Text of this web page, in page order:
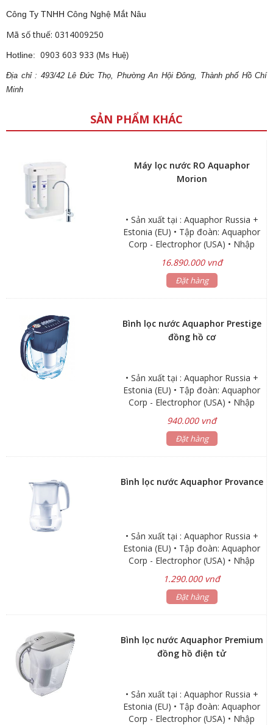
Công Ty TNHH Công Nghệ Mắt Nâu
Mã số thuế: 0314009250
Hotline: 0903 603 933 (Ms Huệ)
Địa chỉ : 493/42 Lê Đức Thọ, Phường An Hội Đông, Thành phố Hồ Chí
Minh
SẢN PHẨM KHÁC
Máy lọc nước RO Aquaphor
Morion
• Sản xuất tại : Aquaphor Russia +
Estonia (EU) • Tập đoàn: Aquaphor
Corp - Electrophor (USA) • Nhập
(Châu Âu) • Công suất: 190 lít/ngày •
Bình chứa: 5 lít • Trọng lượng: 6,2 kg
16.890.000 vnđ
Đặt hàng
Bình lọc nước Aquaphor Prestige
đồng hồ cơ
• Sản xuất tại : Aquaphor Russia +
Estonia (EU) • Tập đoàn: Aquaphor
Corp - Electrophor (USA) • Nhập
(Châu Âu) • NANO - Không dùng
điện, không tốn nước thải, giữ lại
940.000 vnđ
Đặt hàng
Bình lọc nước Aquaphor Provance
• Sản xuất tại : Aquaphor Russia +
Estonia (EU) • Tập đoàn: Aquaphor
Corp - Electrophor (USA) • Nhập
(Châu Âu) • NANO - Không dùng
điện, không tốn nước thải, giữ lại
1.290.000 vnđ
Đặt hàng
Bình lọc nước Aquaphor Premium
đồng hồ điện tử
• Sản xuất tại : Aquaphor Russia +
Estonia (EU) • Tập đoàn: Aquaphor
Corp - Electrophor (USA) • Nhập